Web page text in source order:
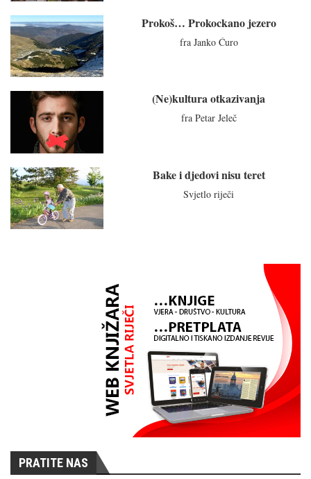
Prokoš… Prokockano jezero
fra Janko Ćuro
(Ne)kultura otkazivanja
fra Petar Jeleč
Bake i djedovi nisu teret
Svjetlo riječi
PRATITE NAS